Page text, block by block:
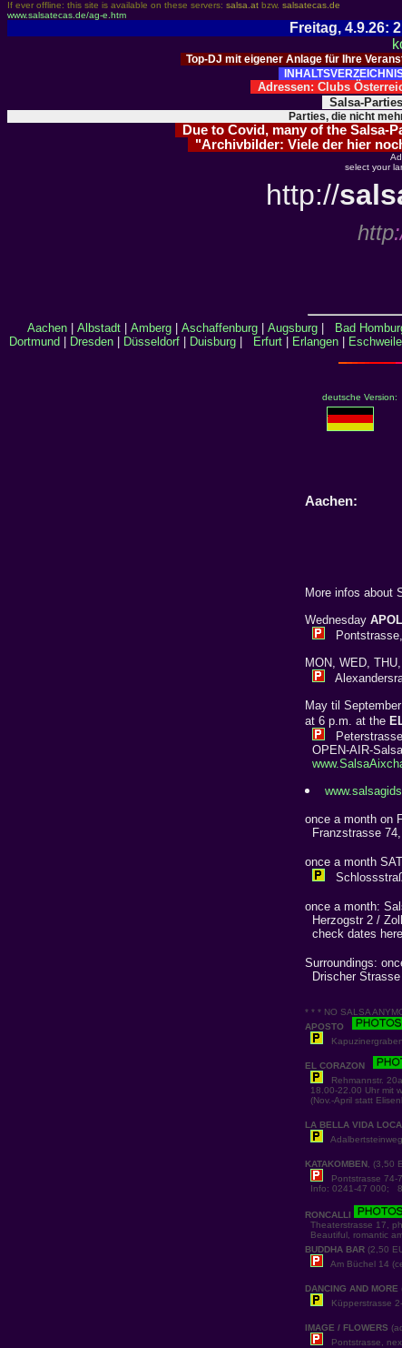
If ever offline: this site is available on these servers: salsa.at bzw. salsatecas.de
www.salsatecas.de/ag-e.htm
Freitag, 4.9.26:
Top-DJ mit eigener Anlage für Ihre
Adressen: Clubs
Salsa-
Parties, die nicht
Due to Covid, many of the Salsa-
"Archivbilder: Viele der hier
select your
http://
http
Aachen| Albstadt| Amberg| Aschaffenburg| Augsburg| Bad
Dortmund
Dresden| Düsseldorf| Duisburg| Erfurt| Erlangen|
deutsche Version:
Aachen:
More infos about
Wednesday
MON, WED,
May til
at 6 p.m. at the
OPEN-AIR-
once a month on
Franzstrasse
once a month
once a month:
Herzogstr 2 /
check dates
Surroundings:
Drischer
* * * NO SALSA
APOSTO
EL CORAZON
Rehmannstr.
18.00-22.00 Uhr mit
(Nov.-April statt
LA BELLA VIDA LOCA
KATAKOMBEN , (3,50
Pontstrasse 74-
Info: 0241-47 000; 8
RONCALLI
Theaterstrasse 17,
Beautiful, romantic
BUDDHA BAR (2,50
Am Büchel 14
DANCING AND MORE
Küpperstrasse
IMAGE / FLOWERS
Pontstrasse,